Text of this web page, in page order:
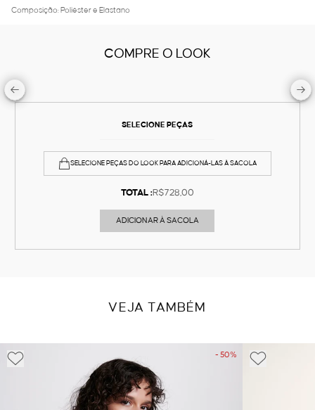
Composição: Poliéster e Elastano
COMPRE O LOOK
SELECIONE PEÇAS
SELECIONE PEÇAS DO LOOK PARA ADICIONÁ-LAS À SACOLA
TOTAL :R$728,00
ADICIONAR À SACOLA
VEJA TAMBÉM
- 50%